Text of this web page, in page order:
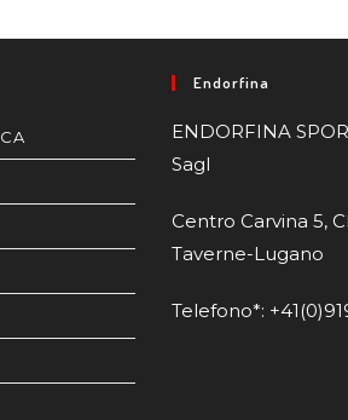
Endorfina
ENDORFINA
Sagl
Centro Carvina 5,
Taverne-Lugano
Telefono*: